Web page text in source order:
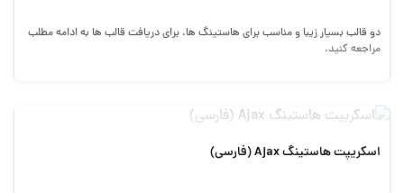
دو قالب بسیار زیبا و مناسب برای هاستینگ ها. برای دریافت قالب ها به ادامه مطلب
مراجعه کنید.
اسکریپت هاستینگ Ajax (فارسی)